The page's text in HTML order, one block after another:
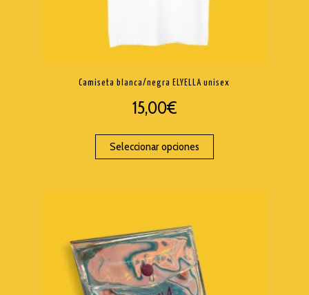
Camiseta blanca/negra ELYELLA unisex
15,00€
Seleccionar opciones